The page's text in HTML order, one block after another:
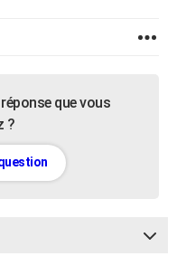
que vous
?